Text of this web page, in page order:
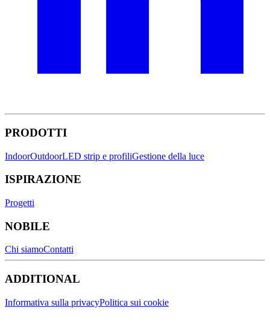
PRODOTTI
IndoorOutdoorLED strip e profiliGestione della luce
ISPIRAZIONE
Progetti
NOBILE
Chi siamoContatti
ADDITIONAL
Informativa sulla privacyPolitica sui cookie